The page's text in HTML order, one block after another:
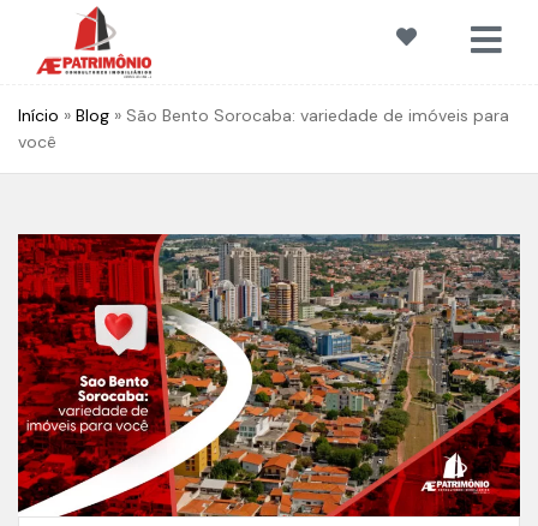
Início » Blog » São Bento Sorocaba: variedade de imóveis para
você